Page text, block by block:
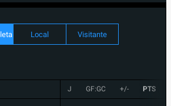
Local Visitante
J GF:GC +/- PTS